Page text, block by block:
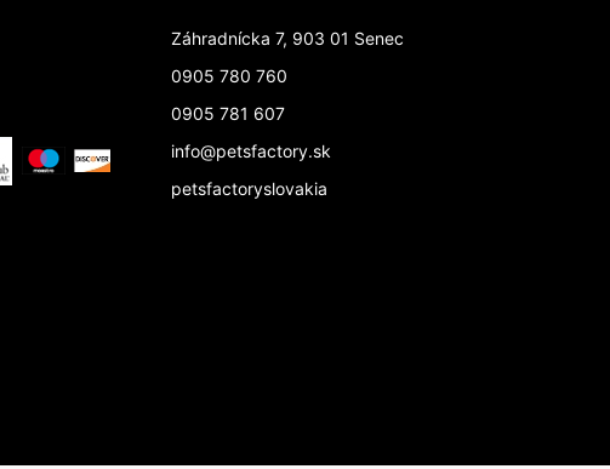
Záhradnícka 7, 903 01 Senec
0905 780 760
0905 781 607
info@petsfactory.sk
petsfactoryslovakia